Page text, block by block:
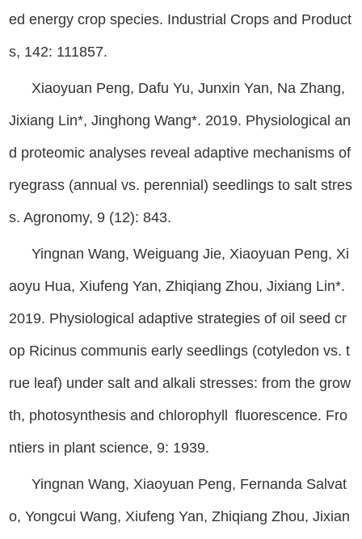
ed energy crop species. Industrial Crops and Product
s, 142: 111857.
Xiaoyuan Peng, Dafu Yu, Junxin Yan, Na Zhang,
Jixiang Lin*, Jinghong Wang*. 2019. Physiological an
d proteomic analyses reveal adaptive mechanisms of
ryegrass (annual vs. perennial) seedlings to salt stres
s. Agronomy, 9 (12): 843.
Yingnan Wang, Weiguang Jie, Xiaoyuan Peng, Xi
aoyu Hua, Xiufeng Yan, Zhiqiang Zhou, Jixiang Lin*.
2019. Physiological adaptive strategies of oil seed cr
op Ricinus communis early seedlings (cotyledon vs. t
rue leaf) under salt and alkali stresses: from the grow
th, photosynthesis and chlorophyll fluorescence. Fro
ntiers in plant science, 9: 1939.
Yingnan Wang, Xiaoyuan Peng, Fernanda Salvat
o, Yongcui Wang, Xiufeng Yan, Zhiqiang Zhou, Jixian